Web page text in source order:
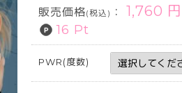
販売価格(税込) ： 1,760 円
16 Pt
PWR(度数)